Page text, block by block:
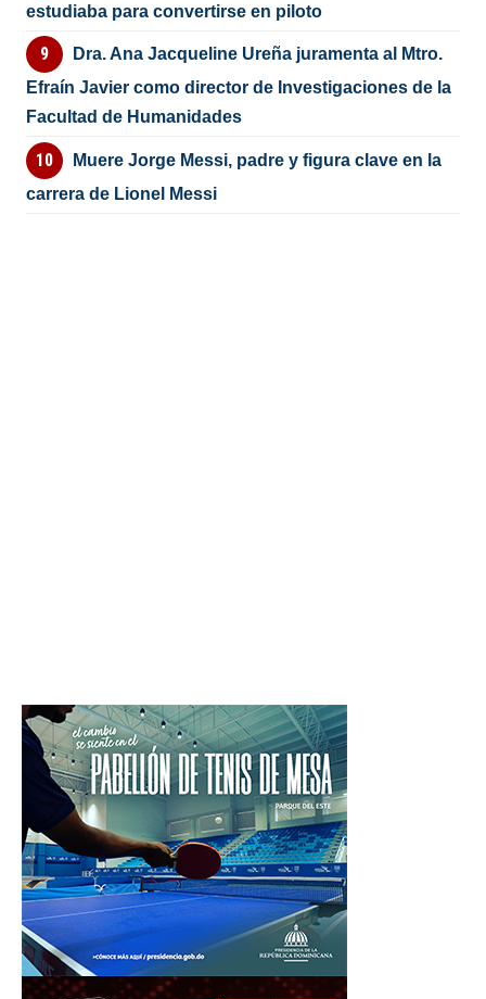
estudiaba para convertirse en piloto
Dra. Ana Jacqueline Ureña juramenta al Mtro.
Efraín Javier como director de Investigaciones de la
Facultad de Humanidades
Muere Jorge Messi, padre y figura clave en la
carrera de Lionel Messi